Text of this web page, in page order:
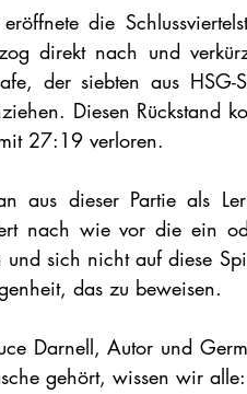
die
direkt nach und
der siebten aus
Diesen Rückstand
27:19 verloren.
aus dieser Partie als
nach wie vor die ein
und sich nicht auf diese
das zu beweisen.
Darnell, Autor und
gehört, wissen wir